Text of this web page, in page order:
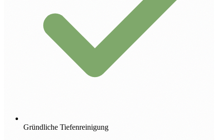
Gründliche Tiefenreinigung